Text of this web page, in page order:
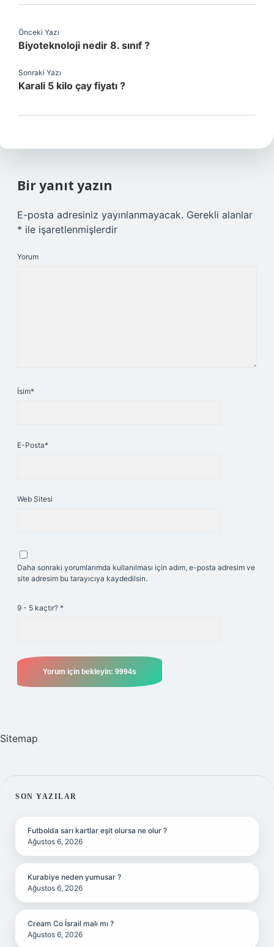
Önceki Yazı
Biyoteknoloji nedir 8. sınıf ?
Sonraki Yazı
Karali 5 kilo çay fiyatı ?
Bir yanıt yazın
E-posta adresiniz yayınlanmayacak. Gerekli alanlar
* ile işaretlenmişlerdir
Yorum
İsim*
E-Posta*
Web Sitesi
Daha sonraki yorumlarımda kullanılması için adım, e-posta adresim ve
site adresim bu tarayıcıya kaydedilsin.
9 - 5 kaçtır? *
Sitemap
SIDEBAR
SON YAZILAR
Futbolda sarı kartlar eşit olursa ne olur ?
Ağustos 6, 2026
Kurabiye neden yumusar ?
Ağustos 6, 2026
Cream Co İsrail malı mı ?
Ağustos 6, 2026